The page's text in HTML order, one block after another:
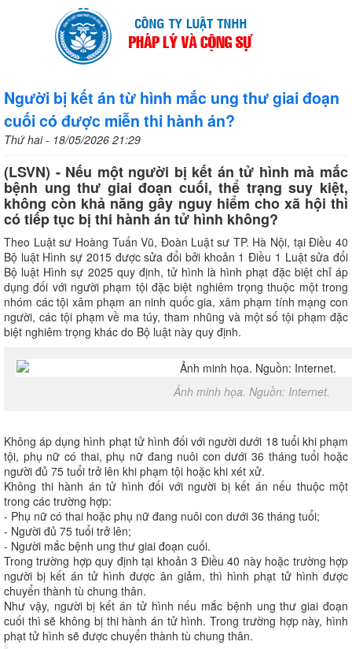
Người bị kết án từ hình mắc ung thư giai đoạn
cuối có được miễn thi hành án?
Thứ hai - 18/05/2026 21:29
(LSVN) - Nếu một người bị kết án tử hình mà mắc
bệnh ung thư giai đoạn cuối, thể trạng suy kiệt,
không còn khả năng gây nguy hiểm cho xã hội thì
có tiếp tục bị thi hành án tử hình không?
Theo Luật sư Hoàng Tuấn Vũ, Đoàn Luật sư TP. Hà Nội, tại Điều 40
Bộ luật Hình sự 2015 được sửa đổi bởi khoản 1 Điều 1 Luật sửa đổi
Bộ luật Hình sự 2025 quy định, tử hình là hình phạt đặc biệt chỉ áp
dụng đối với người phạm tội đặc biệt nghiêm trọng thuộc một trong
nhóm các tội xâm phạm an ninh quốc gia, xâm phạm tính mạng con
người, các tội phạm về ma túy, tham nhũng và một số tội phạm đặc
biệt nghiêm trọng khác do Bộ luật này quy định.
Ảnh minh họa. Nguồn: Internet.
Không áp dụng hình phạt tử hình đối với người dưới 18 tuổi khi phạm
tội, phụ nữ có thai, phụ nữ đang nuôi con dưới 36 tháng tuổi hoặc
người đủ 75 tuổi trở lên khi phạm tội hoặc khi xét xử.
Không thi hành án tử hình đối với người bị kết án nếu thuộc một
trong các trường hợp:
- Phụ nữ có thai hoặc phụ nữ đang nuôi con dưới 36 tháng tuổi;
- Người đủ 75 tuổi trở lên;
- Người mắc bệnh ung thư giai đoạn cuối.
Trong trường hợp quy định tại khoản 3 Điều 40 này hoặc trường hợp
người bị kết án tử hình được ân giảm, thì hình phạt tử hình được
chuyển thành tù chung thân.
Như vậy, người bị kết án tử hình nếu mắc bệnh ung thư giai đoạn
cuối thì sẽ không bị thi hành án tử hình. Trong trường hợp này, hình
phạt tử hình sẽ được chuyển thành tù chung thân.